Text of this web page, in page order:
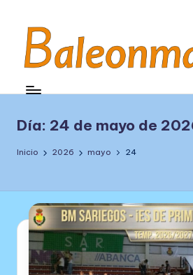
Saltar
contenido
l
e
n
m
a
n
de
Día: 24 de mayo de
Inicio 2026 mayo 24